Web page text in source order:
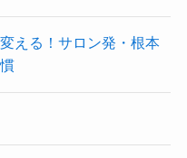
える！サロン発・根本